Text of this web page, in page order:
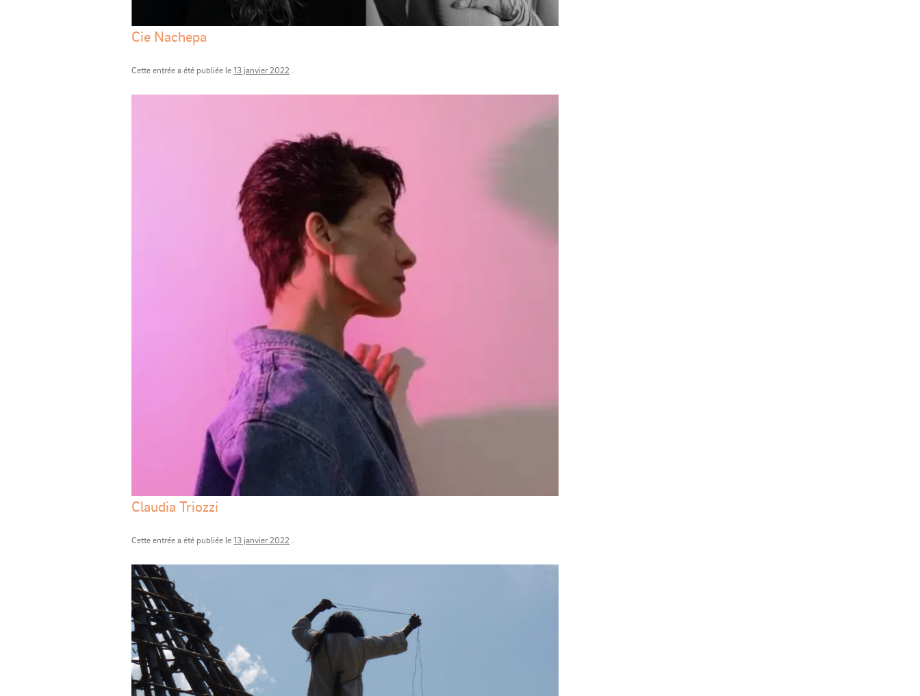
Cie Nachepa
Cette entrée a été publiée le13 janvier 2022
Claudia Triozzi
Cette entrée a été publiée le13 janvier 2022